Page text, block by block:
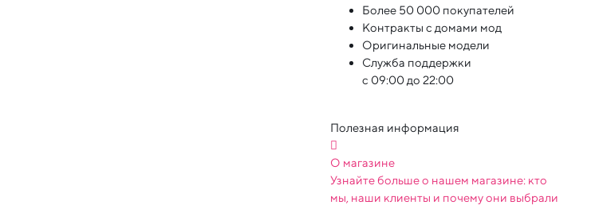
Более 50 000 покупателей
Контракты с домами мод
Оригинальные модели
Служба поддержки
с 09:00 до 22:00
Полезная информация
О магазине
Узнайте больше о нашем магазине: кто
мы, наши клиенты и почему они выбрали